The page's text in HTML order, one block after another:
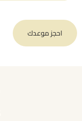
احجز موعدك